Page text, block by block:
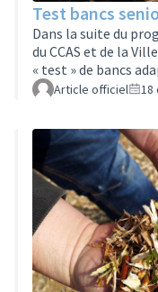
Test bancs
Dans la suite du
du CCAS et de la
« test » de bancs
quelques seniors ce
rendez-vous est
Michelet, rue
« haute ». Puis les
aller voir une …
Article officiel 18